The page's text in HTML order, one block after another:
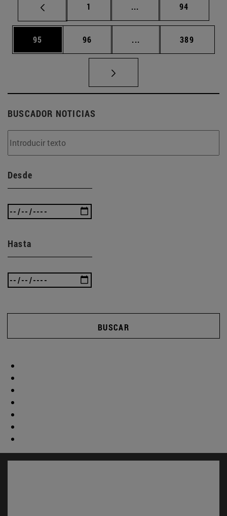
Página
1 ... Páginas intermedias
Página
94
Página
95 Página
96 ... Páginas intermedias
Página
389
BUSCADOR NOTICIAS
Desde
Hasta
BUSCAR